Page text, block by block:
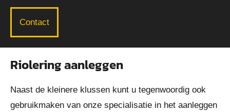
Contact
Riolering aanleggen
Naast de kleinere klussen kunt u tegenwoordig ook
gebruikmaken van onze specialisatie in het aanleggen